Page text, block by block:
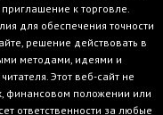
к торговле.
для обеспечения точности
решение действовать в
методами, идеями и
Этот веб-сайт не
финансовом положении или
ответственности за любые